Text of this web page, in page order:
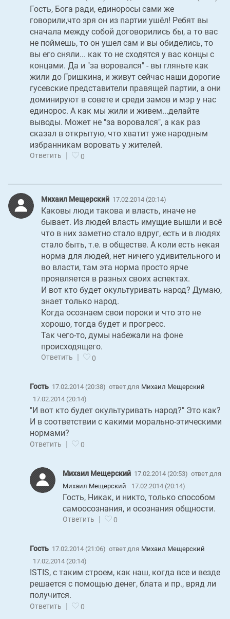
Гость, Бога ради, единоросы сами же
говорили,что зря он из партии ушёл! Ребят вы
сначала между собой договорились бы, а то вас
не поймешь, то он ушел сам и вы обиделись, то
вы его сняли... как то не сходятся у вас концы с
концами. Да и "за воровался" - вы гляньте как
жили до Гришкина, и живут сейчас наши дорогие
гусевские представители правящей партии, а они
доминируют в совете и среди замов и мэр у нас
единорос. А как мы жили и живем...делайте
выводы. Может не "за воровался", а как раз
сказал в открытую, что хватит уже народным
избранникам воровать у жителей.
Ответить 0
Михаил Мещерский 17.02.2014 (20:14)
Каковы люди такова и власть, иначе не
бывает. Из людей власть имущие вышли и всё
что в них заметно стало вдруг, есть и в людях
стало быть, т.е. в обществе. А коли есть некая
норма для людей, нет ничего удивительного и
во власти, там эта норма просто ярче
проявляется в разных своих аспектах.
И вот кто будет окультуривать народ? Думаю,
знает только народ.
Когда осознаем свои пороки и что это не
хорошо, тогда будет и прогресс.
Так чего-то, думы набежали на фоне
происходящего.
Ответить 0
Гость 17.02.2014 (20:38) ответ для Михаил Мещерский
17.02.2014 (20:14)
"И вот кто будет окультуривать народ?" Это как?
И в соответствии с какими морально-этическими
нормами?
Ответить | 0
Михаил Мещерский 17.02.2014 (20:53) ответ для
Михаил Мещерский
17.02.2014 (20:14)
Гость, Никак, и никто, только способом
самоосознания, и осознания общности.
Ответить 0
Гость 17.02.2014 (21:06) ответ для Михаил Мещерский
17.02.2014 (20:14)
ISTIS, с таким строем, как наш, когда все и везде
решается с помощью денег, блата и пр., вряд ли
получится.
Ответить | 0